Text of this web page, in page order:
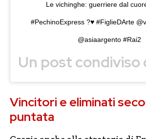
Le vichinghe: guerriere dal
#PechinoExpress ?♥️ #FiglieDArte
@asiaargento #Rai2
Un post condiviso
Vincitori e eliminati
puntata